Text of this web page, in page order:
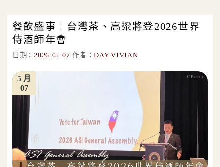
餐飲盛事｜台灣茶、高粱將登2026世界
侍酒師年會
日期： 2026-05-07 作者：DAY VIVIAN
07
5 月